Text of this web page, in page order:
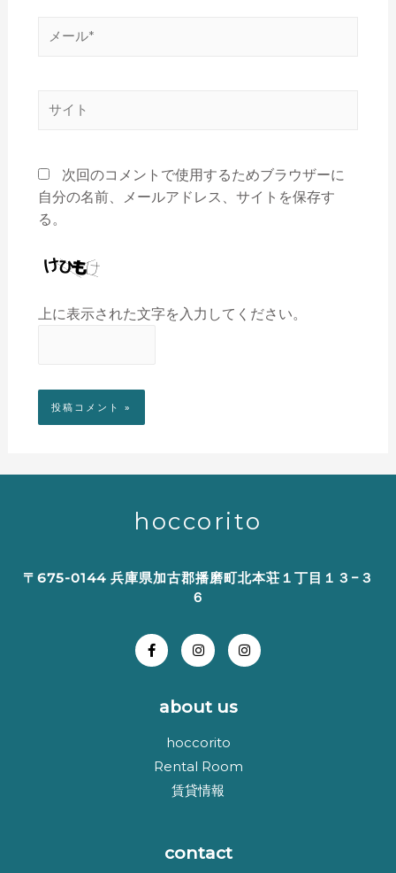
次回のコメントで使用するためブラウザーに
自分の名前、メールアドレス、サイトを保存す
る。
上に表示された文字を入力してください。
hoccorito
〒675-0144 兵庫県加古郡播磨町北本荘１丁目１３−３
６
about us
hoccorito
Rental Room
賃貸情報
contact